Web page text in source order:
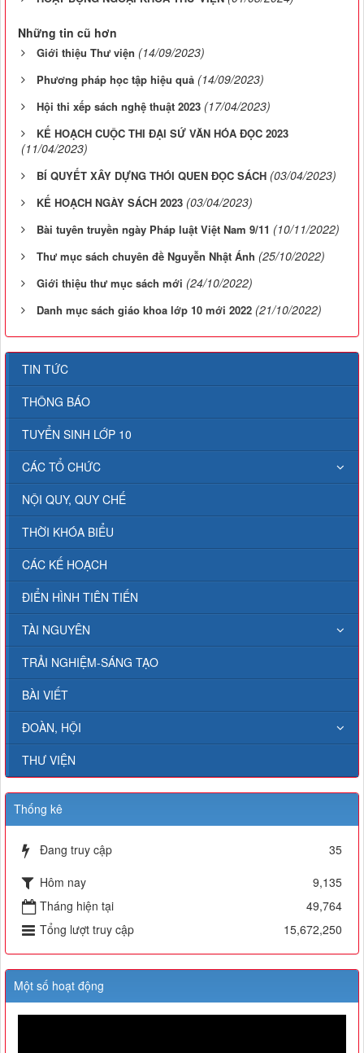
Những tin cũ hơn
Giới thiệu Thư viện (14/09/2023)
Phương pháp học tập hiệu quả (14/09/2023)
Hội thi xếp sách nghệ thuật 2023 (17/04/2023)
KẾ HOẠCH CUỘC THI ĐẠI SỨ VĂN HÓA ĐỌC 2023
(11/04/2023)
BÍ QUYẾT XÂY DỰNG THÓI QUEN ĐỌC SÁCH (03/04/2023)
KẾ HOẠCH NGÀY SÁCH 2023 (03/04/2023)
Bài tuyên truyền ngày Pháp luật Việt Nam 9/11 (10/11/2022)
Thư mục sách chuyên đề Nguyễn Nhật Ánh (25/10/2022)
Giới thiệu thư mục sách mới (24/10/2022)
Danh mục sách giáo khoa lớp 10 mới 2022 (21/10/2022)
TIN TỨC
THÔNG BÁO
TUYỂN SINH LỚP 10
CÁC TỔ CHỨC
NỘI QUY, QUY CHẾ
THỜI KHÓA BIỂU
CÁC KẾ HOẠCH
ĐIỂN HÌNH TIÊN TIẾN
TÀI NGUYÊN
TRẢI NGHIỆM-SÁNG TẠO
BÀI VIẾT
ĐOÀN, HỘI
THƯ VIỆN
Thống kê
Đang truy cập
35
Hôm nay
9,135
Tháng hiện tại
49,764
Tổng lượt truy cập
15,672,250
Một số hoạt động